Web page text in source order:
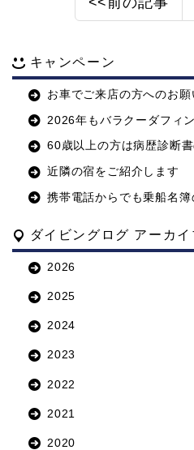
キャンペーン
お車でご来店の方へのお願
2026年もバラクーダフィ
60歳以上の方は病歴診断
近隣の宿をご紹介します
携帯電話からでも乗船名
ダイビングログ アーカイ
2026
2025
2024
2023
2022
2021
2020